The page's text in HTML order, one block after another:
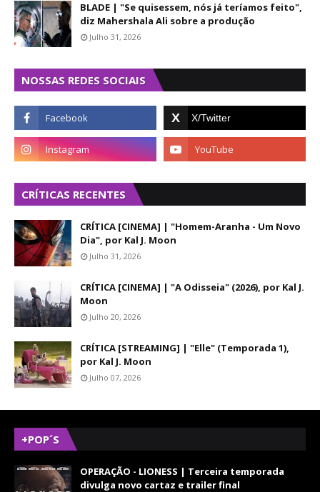
BLADE | "Se quisessem, nós já teríamos feito",
diz Mahershala Ali sobre a produção
Julho 31, 2026
NOSSAS REDES SOCIAIS
CRÍTICAS RECENTES
CRÍTICA [CINEMA] | "Homem-Aranha - Um Novo
Dia", por Kal J. Moon
Julho 31, 2026
CRÍTICA [CINEMA] | "A Odisseia" (2026), por Kal J.
Moon
Julho 20, 2026
CRÍTICA [STREAMING] | "Elle" (Temporada 1),
por Kal J. Moon
Julho 07, 2026
+POP´S
OPERAÇÃO - LIONESS | Terceira temporada
divulga novo cartaz e trailer final